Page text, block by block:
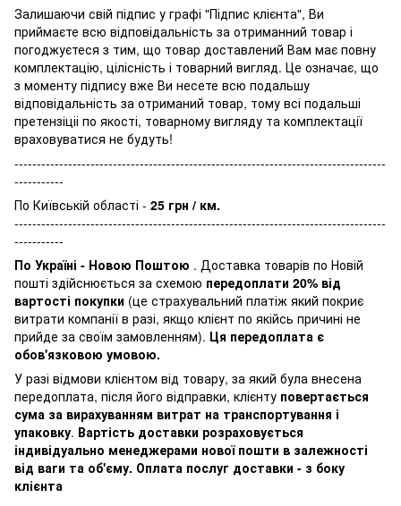
Залишаючи свій підпис у графі "Підпис клієнта", Ви
приймаєте всю відповідальність за отриманний товар і
погоджуєтеся з тим, що товар доставлений Вам має повну
комплектацію, цілісність і товарний вигляд. Це означає, що
з моменту підпису вже Ви несете всю подальшу
відповідальність за отриманий товар, тому всі подальші
претензіціі по якості, товарному вигляду та комплектації
враховуватися не будуть!
-----------------------------------------------------------------------------------
-----------
По Київській області - 25 грн / км.
-----------------------------------------------------------------------------------
-----------
По Україні - Новою Поштою . Доставка товарів по Новій
пошті здійснюється за схемою передоплати 20% від
вартості покупки (це страхувальний платіж який покриє
витрати компанії в разі, якщо клієнт по якійсь причині не
прийде за своїм замовленням). Ця передоплата є
обов'язковою умовою.
У разі відмови клієнтом від товару, за який була внесена
передоплата, після його відправки, клієнту повертається
сума за вирахуванням витрат на транспортування і
упаковку. Вартість доставки розраховується
індивідуально менеджерами нової пошти в залежності
від ваги та об'єму. Оплата послуг доставки - з боку
клієнта